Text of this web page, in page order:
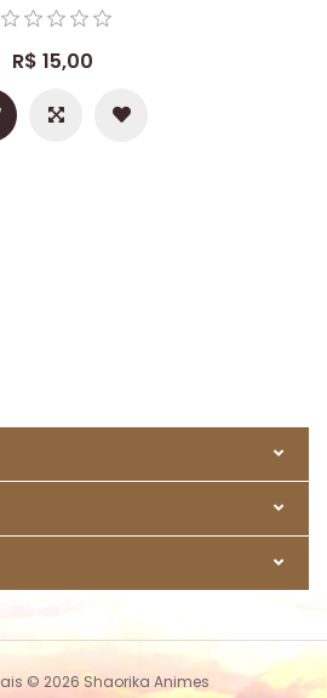
R$ 15,00
© 2026 Shaorika Animes